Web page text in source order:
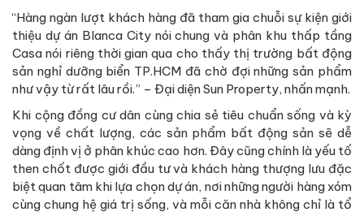
“Hàng ngàn lượt khách hàng đã tham gia chuỗi sự kiện giới
thiệu dự án Blanca City nói chung và phân khu thấp tầng
Casa nói riêng thời gian qua cho thấy thị trường bất động
sản nghỉ dưỡng biển TP.HCM đã chờ đợi những sản phẩm
như vậy từ rất lâu rồi.” – Đại diện Sun Property, nhấn mạnh.
Khi cộng đồng cư dân cùng chia sẻ tiêu chuẩn sống và kỳ
vọng về chất lượng, các sản phẩm bất động sản sẽ dễ
dàng định vị ở phân khúc cao hơn. Đây cũng chính là yếu tố
then chốt được giới đầu tư và khách hàng thượng lưu đặc
biệt quan tâm khi lựa chọn dự án, nơi những người hàng xóm
cùng chung hệ giá trị sống, và mỗi căn nhà không chỉ là tổ